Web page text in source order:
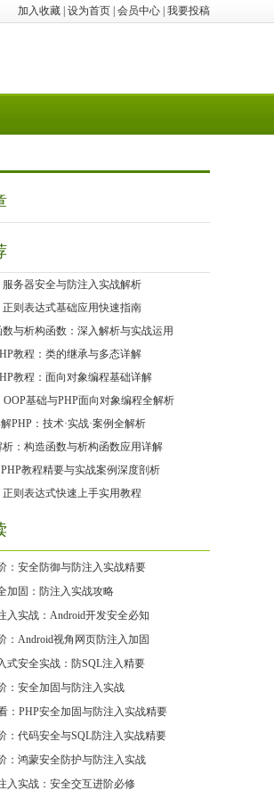
加入收藏 设为首页 会员中心 我要投稿
服务器安全与防注入实战解析
正则表达式基础应用快速指南
数与析构函数：深入解析与实战运用
教程：类的继承与多态详解
教程：面向对象编程基础详解
基础与PHP面向对象编程全解析
PHP：技术·实战·案例全解析
析：构造函数与析构函数应用详解
PHP教程精要与实战案例深度剖析
正则表达式快速上手实用教程
：安全防御与防注入实战精要
加固：防注入实战攻略
入实战：Android开发安全必知
：Android视角网页防注入加固
式安全实战：防SQL注入精要
：安全加固与防注入实战
：PHP安全加固与防注入实战精要
：代码安全与SQL防注入实战精要
：鸿蒙安全防护与防注入实战
入实战：安全交互进阶必修